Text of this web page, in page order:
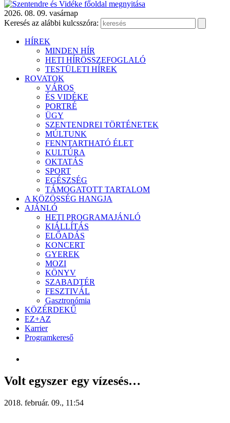
2026. 08. 09. vasárnap
Keresés az alábbi kulcsszóra:
HÍREK
MINDEN HÍR
HETI HÍRÖSSZEFOGLALÓ
TESTÜLETI HÍREK
ROVATOK
VÁROS
ÉS VIDÉKE
PORTRÉ
ÜGY
SZENTENDREI TÖRTÉNETEK
MÚLTUNK
FENNTARTHATÓ ÉLET
KULTÚRA
OKTATÁS
SPORT
EGÉSZSÉG
TÁMOGATOTT TARTALOM
A KÖZÖSSÉG HANGJA
AJÁNLÓ
HETI PROGRAMAJÁNLÓ
KIÁLLÍTÁS
ELŐADÁS
KONCERT
GYEREK
MOZI
KÖNYV
SZABADTÉR
FESZTIVÁL
Gasztronómia
KÖZÉRDEKŰ
EZ+AZ
Karrier
Programkereső
Volt egyszer egy vízesés…
2018. február. 09., 11:54